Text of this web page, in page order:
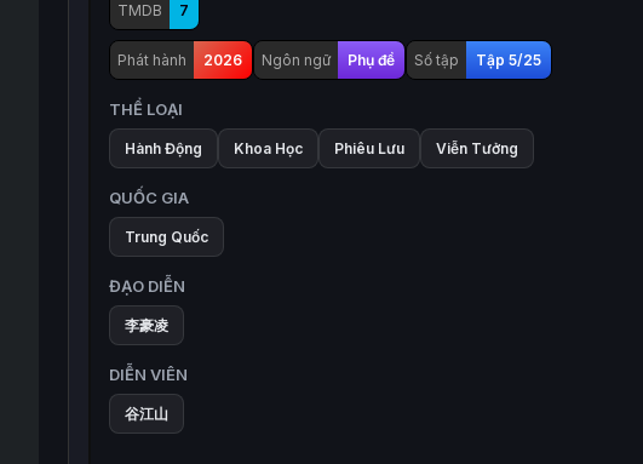
TMDB 7
Phát hành 2026 Ngôn ngữ Phụ đề Số tập Tập 5/25
THỂ LOẠI
Hành Động Khoa Học Phiêu Lưu Viễn Tưởng
QUỐC GIA
Trung Quốc
ĐẠO DIỄN
李豪凌
DIỄN VIÊN
谷江山